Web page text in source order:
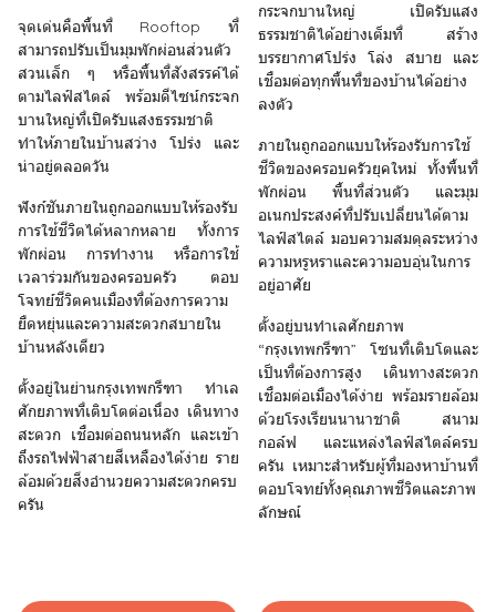
จุดเด่นคือพื้นที่ Rooftop ที่
สามารถปรับเป็นมุมพักผ่อนส่วนตัว
สวนเล็ก ๆ หรือพื้นที่สังสรรค์ได้
ตามไลฟ์สไตล์ พร้อมดีไซน์กระจก
บานใหญ่ที่เปิดรับแสงธรรมชาติ
ทำให้ภายในบ้านสว่าง โปร่ง และ
น่าอยู่ตลอดวัน
ฟังก์ชันภายในถูกออกแบบให้รองรับ
การใช้ชีวิตได้หลากหลาย ทั้งการ
พักผ่อน การทำงาน หรือการใช้
เวลาร่วมกันของครอบครัว ตอบ
โจทย์ชีวิตคนเมืองที่ต้องการความ
ยืดหยุ่นและความสะดวกสบายใน
บ้านหลังเดียว
ตั้งอยู่ในย่านกรุงเทพกรีฑา ทำเล
ศักยภาพที่เติบโตต่อเนื่อง เดินทาง
สะดวก เชื่อมต่อถนนหลัก และเข้า
ถึงรถไฟฟ้าสายสีเหลืองได้ง่าย ราย
ล้อมด้วยสิ่งอำนวยความสะดวกครบ
ครัน
กระจกบานใหญ่ เปิดรับแสง
ธรรมชาติได้อย่างเต็มที่ สร้าง
บรรยากาศโปร่ง โล่ง สบาย และ
เชื่อมต่อทุกพื้นที่ของบ้านได้อย่าง
ลงตัว
ภายในถูกออกแบบให้รองรับการใช้
ชีวิตของครอบครัวยุคใหม่ ทั้งพื้นที่
พักผ่อน พื้นที่ส่วนตัว และมุม
อเนกประสงค์ที่ปรับเปลี่ยนได้ตาม
ไลฟ์สไตล์ มอบความสมดุลระหว่าง
ความหรูหราและความอบอุ่นในการ
อยู่อาศัย
ตั้งอยู่บนทำเลศักยภาพ
“กรุงเทพกรีฑา” โซนที่เติบโตและ
เป็นที่ต้องการสูง เดินทางสะดวก
เชื่อมต่อเมืองได้ง่าย พร้อมรายล้อม
ด้วยโรงเรียนนานาชาติ สนาม
กอล์ฟ และแหล่งไลฟ์สไตล์ครบ
ครัน เหมาะสำหรับผู้ที่มองหาบ้านที่
ตอบโจทย์ทั้งคุณภาพชีวิตและภาพ
ลักษณ์